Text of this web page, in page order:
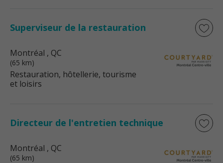
Superviseur de la restauration
Montréal , QC
(65 km)
Restauration, hôtellerie, tourisme
et loisirs
Directeur de l'entretien technique
Montréal , QC
(65 km)